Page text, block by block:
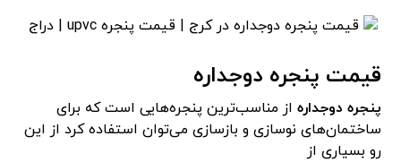
قیمت پنجره دوجداره
پنجره دوجداره از مناسب‌ترین پنجره‌هایی است که برای
ساختمان‌های نوسازی و بازسازی می‌توان استفاده کرد از این
رو بسیاری از